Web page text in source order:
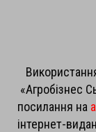
«Агробізнес
посилання на
інтернет-